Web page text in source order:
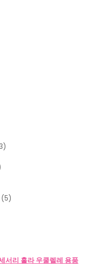
(5)
서리 훌라 우쿨렐레 용품